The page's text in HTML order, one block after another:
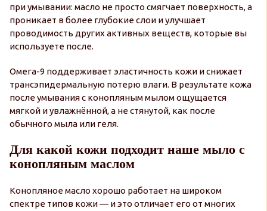
при умывании: масло не просто смягчает поверхность, а
проникает в более глубокие слои и улучшает
проводимость других активных веществ, которые вы
используете после.
Омега-9 поддерживает эластичность кожи и снижает
трансэпидермальную потерю влаги. В результате кожа
после умывания с конопляным мылом ощущается
мягкой и увлажнённой, а не стянутой, как после
обычного мыла или геля.
Для какой кожи подходит наше мыло с
конопляным маслом
Конопляное масло хорошо работает на широком
спектре типов кожи — и это отличает его от многих